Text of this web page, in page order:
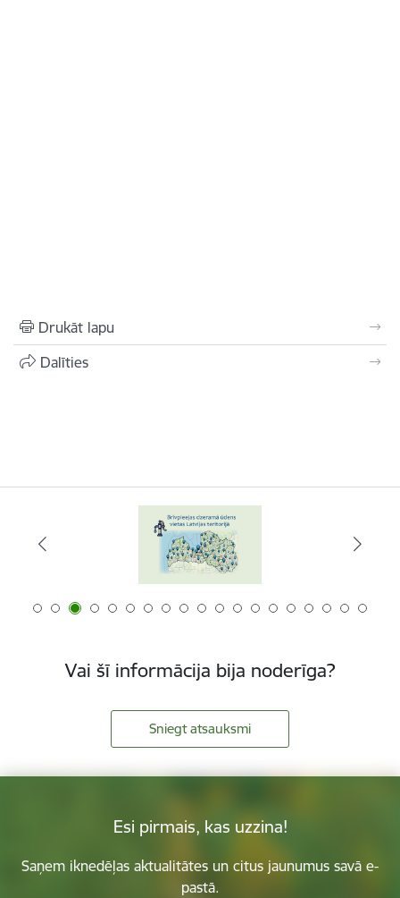
Drukāt lapu
Dalīties
Vai šī informācija bija noderīga?
Sniegt atsauksmi
Esi pirmais, kas uzzina!
Saņem iknedēļas aktualitātes un citus jaunumus savā e-
pastā.